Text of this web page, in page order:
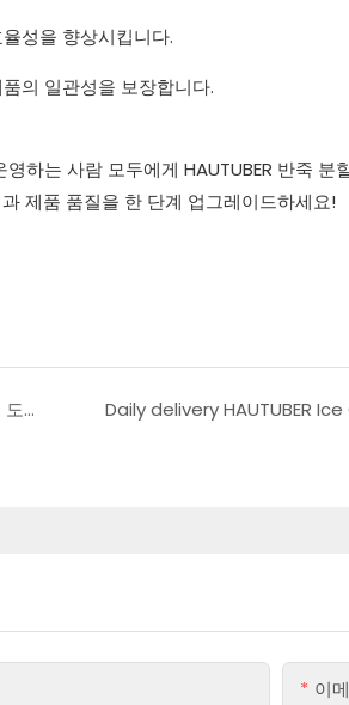
성을 향상시킵니다.
의 일관성을 보장합니다.
하는 사람 모두에게 HAUTUBER 반죽
제품 품질을 한 단계 업그레이드하세요!
완벽한 페이스트리를 손쉽게 만드세요 – HAUTUBER 도우 시터가 도와드리겠습니다!
이